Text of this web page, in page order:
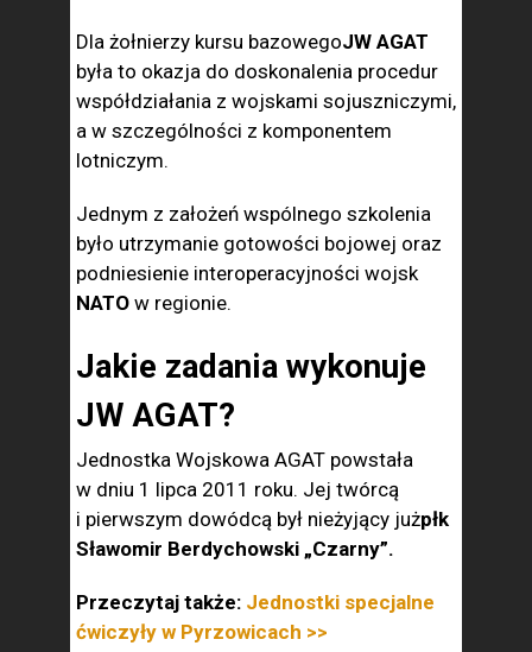
Dla żołnierzy kursu bazowegoJW AGAT
była to okazja do doskonalenia procedur
współdziałania z wojskami sojuszniczymi,
a w szczególności z komponentem
lotniczym.
Jednym z założeń wspólnego szkolenia
było utrzymanie gotowości bojowej oraz
podniesienie interoperacyjności wojsk
NATO w regionie.
Jakie zadania wykonuje
JW AGAT?
Jednostka Wojskowa AGAT powstała
w dniu 1 lipca 2011 roku. Jej twórcą
i pierwszym dowódcą był nieżyjący jużpłk
Sławomir Berdychowski „Czarny”.
Przeczytaj także: Jednostki specjalne
ćwiczyły w Pyrzowicach >>